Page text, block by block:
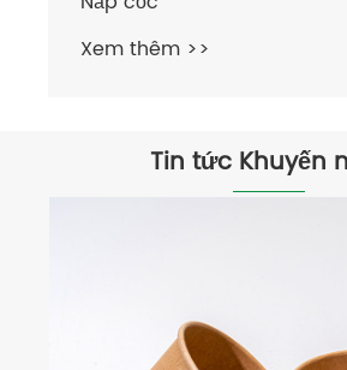
Tin tức Khuyến
Xem thêm >>